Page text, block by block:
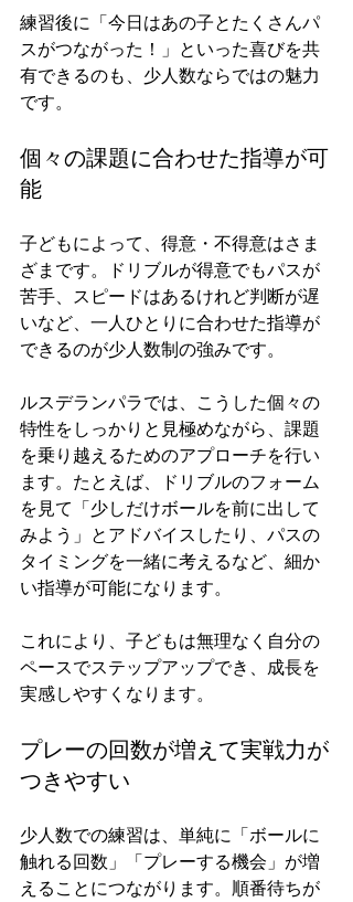
練習後に「今日はあの子とたくさんパ
スがつながった！」といった喜びを共
有できるのも、少人数ならではの魅力
です。
個々の課題に合わせた指導が可
能
子どもによって、得意・不得意はさま
ざまです。ドリブルが得意でもパスが
苦手、スピードはあるけれど判断が遅
いなど、一人ひとりに合わせた指導が
できるのが少人数制の強みです。
ルスデランパラでは、こうした個々の
特性をしっかりと見極めながら、課題
を乗り越えるためのアプローチを行い
ます。たとえば、ドリブルのフォーム
を見て「少しだけボールを前に出して
みよう」とアドバイスしたり、パスの
タイミングを一緒に考えるなど、細か
い指導が可能になります。
これにより、子どもは無理なく自分の
ペースでステップアップでき、成長を
実感しやすくなります。
プレーの回数が増えて実戦力が
つきやすい
少人数での練習は、単純に「ボールに
触れる回数」「プレーする機会」が増
えることにつながります。順番待ちが